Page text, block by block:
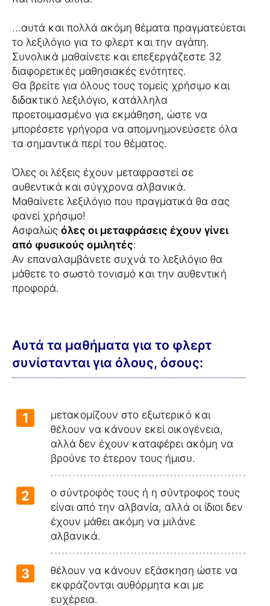
...αυτά και πολλά ακόμη θέματα πραγματεύεται
το λεξιλόγιο για το φλερτ και την αγάπη.
Συνολικά μαθαίνετε και επεξεργάζεστε 32
διαφορετικές μαθησιακές ενότητες.
Θα βρείτε για όλους τους τομείς χρήσιμο και
διδακτικό λεξιλόγιο, κατάλληλα
προετοιμασμένο για εκμάθηση, ώστε να
μπορέσετε γρήγορα να απομνημονεύσετε όλα
τα σημαντικά περί του θέματος.
Όλες οι λέξεις έχουν μεταφραστεί σε
αυθεντικά και σύγχρονα αλβανικά.
Μαθαίνετε λεξιλόγιο που πραγματικά θα σας
φανεί χρήσιμο!
Ασφαλώς όλες οι μεταφράσεις έχουν γίνει
από φυσικούς ομιλητές:
Αν επαναλαμβάνετε συχνά το λεξιλόγιο θα
μάθετε το σωστό τονισμό και την αυθεντική
προφορά.
Αυτά τα μαθήματα για το φλερτ
συνίστανται για όλους, όσους:
1
μετακομίζουν στο εξωτερικό και
θέλουν να κάνουν εκεί οικογένεια,
αλλά δεν έχουν καταφέρει ακόμη να
βρούνε το έτερον τους ήμισυ.
2
ο σύντροφός τους ή η σύντροφος τους
είναι από την αλβανία, αλλά οι ίδιοι δεν
έχουν μάθει ακόμη να μιλάνε
αλβανικά.
3
θέλουν να κάνουν εξάσκηση ώστε να
εκφράζονται αυθόρμητα και με
ευχέρεια.